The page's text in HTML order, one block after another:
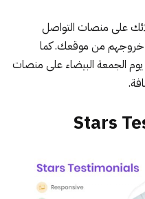
على منصات التواصل
خروجهم من موقعك. كما
الجمعة البيضاء على منصات